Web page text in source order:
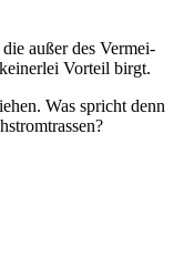
außer des Ver­mei­
Vor­teil birgt.
Was spricht denn